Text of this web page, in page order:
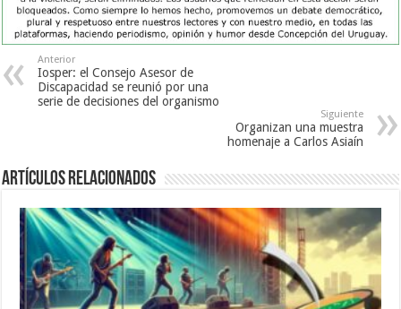
Anterior
Iosper: el Consejo Asesor de
Discapacidad se reunió por una
serie de decisiones del organismo
Siguiente
Organizan una muestra
homenaje a Carlos Asiaín
Artículos Relacionados